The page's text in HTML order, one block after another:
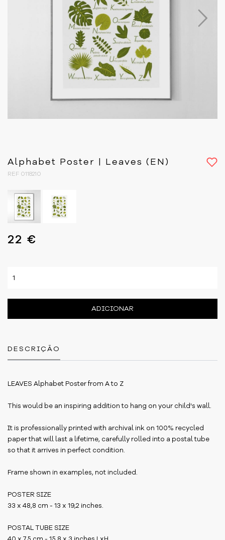
Alphabet Poster | Leaves (EN)
REF 0118210
22 €
ADICIONAR
DESCRIÇÃO
LEAVES Alphabet Poster from A to Z
This would be an inspiring addition to hang on your child's wall.
It is professionally printed with archival ink on 100% recycled
paper that will last a lifetime, carefully rolled into a postal tube
so that it arrives in perfect condition.
Frame shown in examples, not included.
POSTER SIZE
33 x 48,8 cm - 13 x 19,2 inches.
POSTAL TUBE SIZE